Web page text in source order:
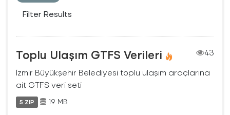
Filter Results
Toplu Ulaşım GTFS Verileri
43
İzmir Büyükşehir Belediyesi toplu ulaşım araçlarına
ait GTFS veri seti
5 ZIP 19 MB